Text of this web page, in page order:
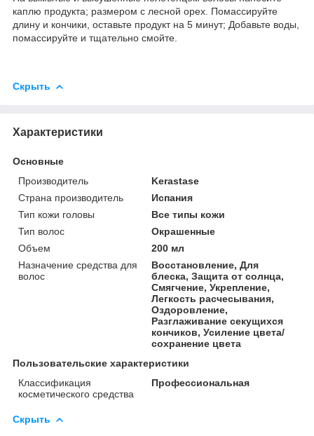
каплю продукта; размером с лесной орех. Помассируйте
длину и кончики, оставьте продукт на 5 минут; Добавьте воды,
помассируйте и тщательно смойте.
Скрыть
Характеристики
Основные
Производитель
Kerastase
Страна производитель
Испания
Тип кожи головы
Все типы кожи
Тип волос
Окрашенные
Объем
200 мл
Назначение средства для
волос
Восстановление, Для
блеска, Защита от солнца,
Смягчение, Укрепление,
Легкость расчесывания,
Оздоровление,
Разглаживание секущихся
кончиков, Усиление цвета/
сохранение цвета
Пользовательские характеристики
Классификация
косметического средства
Профессиональная
Скрыть